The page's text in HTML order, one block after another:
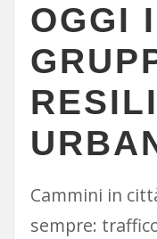
OGGI
Cammini in
sempre: